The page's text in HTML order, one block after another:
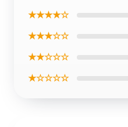
★★★★☆
★★★☆☆
★★☆☆☆
★☆☆☆☆